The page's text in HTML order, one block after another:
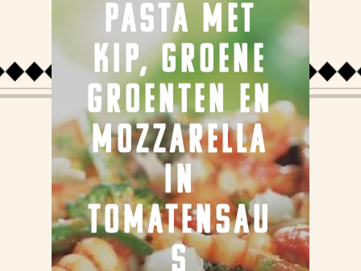
PASTA MET
KIP, GROENE
GROENTEN EN
MOZZARELLA
IN
TOMATENSAU
S